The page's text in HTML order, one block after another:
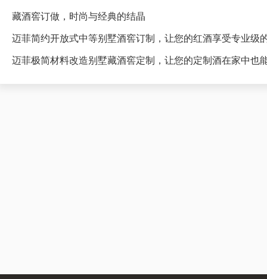
藏酒窖订做，时尚与经典的结晶
迈菲简约开放式中等别墅酒窖订制，让您的红酒享受专业级
迈菲极简材料改造别墅藏酒窖定制，让您的定制酒在家中也